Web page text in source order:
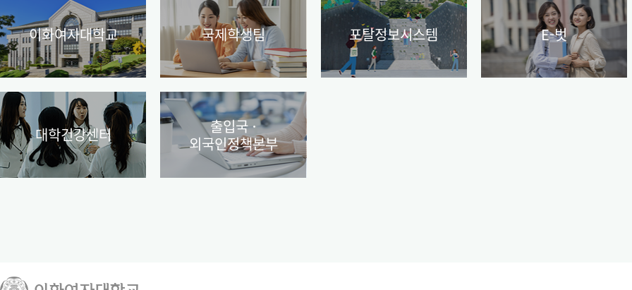
이화여자대학교 국제학생팀 포탈정보시스템 E-벗
대학건강센터
출입국 〮
외국인정책본부